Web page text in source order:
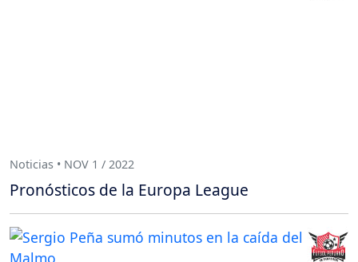
Noticias • NOV 1 / 2022
Pronósticos de la Europa League